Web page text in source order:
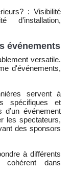
: Visibilité
d’installation,
événements
versatile.
d'événements,
servent à
spécifiques et
événement
les spectateurs,
des sponsors
à différents
dans